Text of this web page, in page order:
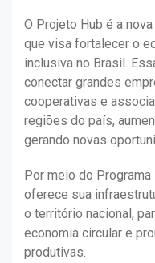
O Projeto Hub é a
que visa fortalecer o
inclusiva no Brasil.
conectar grandes
cooperativas e
regiões do país,
gerando novas
Por meio do
oferece sua
o território nacional,
economia circular e
produtivas.